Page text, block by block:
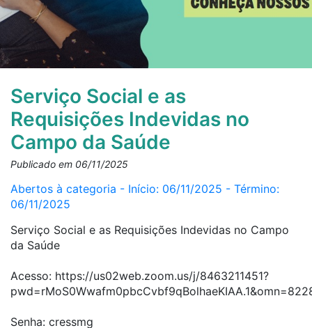
Serviço Social e as
Requisições Indevidas no
Campo da Saúde
Publicado em 06/11/2025
Abertos à categoria - Início: 06/11/2025 - Término:
06/11/2025
Serviço Social e as Requisições Indevidas no Campo
da Saúde
Acesso: https://us02web.zoom.us/j/8463211451?
Senha: cressmg